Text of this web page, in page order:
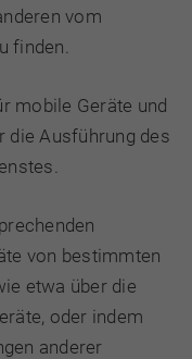
vom
finden.
mobile Geräte und
die Ausführung des
von bestimmten
etwa über die
oder indem
anderer